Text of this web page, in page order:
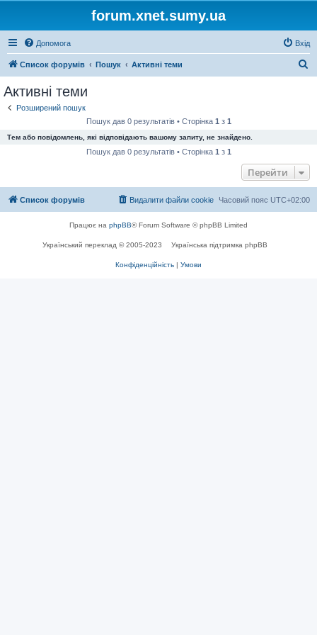
forum.xnet.sumy.ua
Допомога Вхід
Список форумів Пошук Активні теми
Активні теми
Розширений пошук
Пошук дав 0 результатів • Сторінка 1 з 1
Тем або повідомлень, які відповідають вашому запиту, не знайдено.
Пошук дав 0 результатів • Сторінка 1 з 1
Перейти
Список форумів Часовий пояс UTC+02:00
Видалити файли cookie
Працює на phpBB® Forum Software © phpBB Limited
Український переклад © 2005-2023 Українська підтримка phpBB
Конфіденційність | Умови